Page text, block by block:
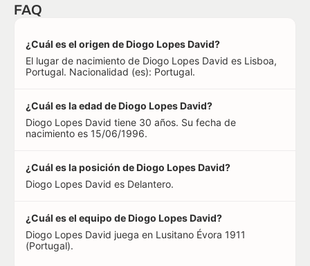
FAQ
¿Cuál es el origen de Diogo Lopes David?
El lugar de nacimiento de Diogo Lopes David es Lisboa,
Portugal. Nacionalidad (es): Portugal.
¿Cuál es la edad de Diogo Lopes David?
Diogo Lopes David tiene 30 años. Su fecha de
nacimiento es 15/06/1996.
¿Cuál es la posición de Diogo Lopes David?
Diogo Lopes David es Delantero.
¿Cuál es el equipo de Diogo Lopes David?
Diogo Lopes David juega en Lusitano Évora 1911
(Portugal).